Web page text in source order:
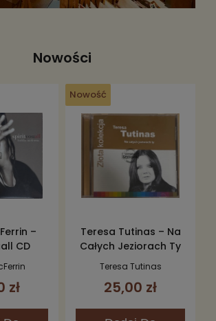
Nowości
–
CD
zł
Nowość
Teresa Tutinas – Na
Całych Jeziorach Ty
CD
Teresa Tutinas
25,00 zł